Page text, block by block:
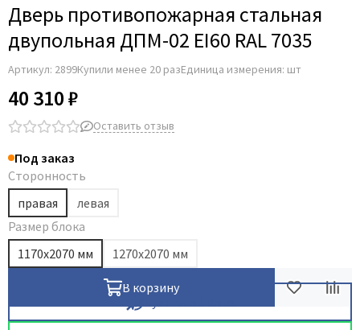
Дверь противопожарная стальная
двупольная ДПМ-02 EI60 RAL 7035
Артикул: 2899Купили менее 20 разЕдиница измерения: шт
40 310 ₽
Оставить отзыв
Под заказ
Сторонность
правая
левая
Размер блока
1170х2070 мм
1270х2070 мм
В корзину